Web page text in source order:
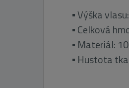
▪ Výška
▪ Celková
▪ Materiál:
▪ Hustota